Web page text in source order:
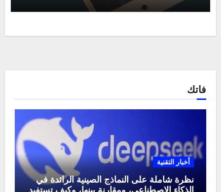
فاتك
أخبار التقنية
نظرة شاملة على النماذج الصينية الرائدة في
الذكاء الاصطناعي، ومقارنة بينها، وكيف تستفيد